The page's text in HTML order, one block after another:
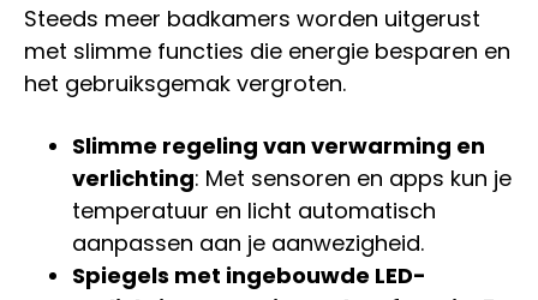
Steeds meer badkamers worden uitgerust
met slimme functies die energie besparen en
het gebruiksgemak vergroten.
Slimme regeling van verwarming en
verlichting: Met sensoren en apps kun je
temperatuur en licht automatisch
aanpassen aan je aanwezigheid.
Spiegels met ingebouwde LED-